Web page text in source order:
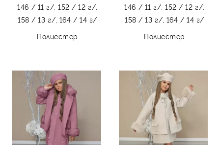
146 / 11 г/, 152 / 12 г/,
158 / 13 г/, 164 / 14 г/
Полиестер
146 / 11 г/, 152 / 12 г/,
158 / 13 г/, 164 / 14 г/
Полиестер